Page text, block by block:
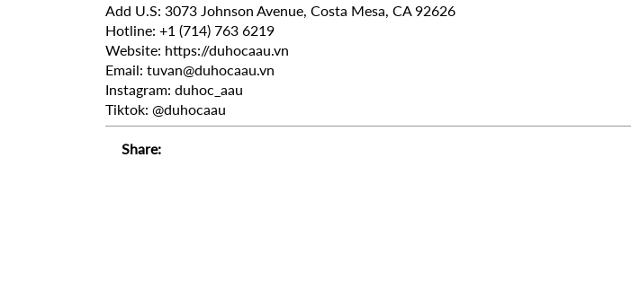
Add U.S: 3073 Johnson Avenue, Costa Mesa, CA 92626
Hotline: +1 (714) 763 6219
Website: https://duhocaau.vn
Email: tuvan@duhocaau.vn
Instagram: duhoc_aau
Tiktok: @duhocaau
Share: